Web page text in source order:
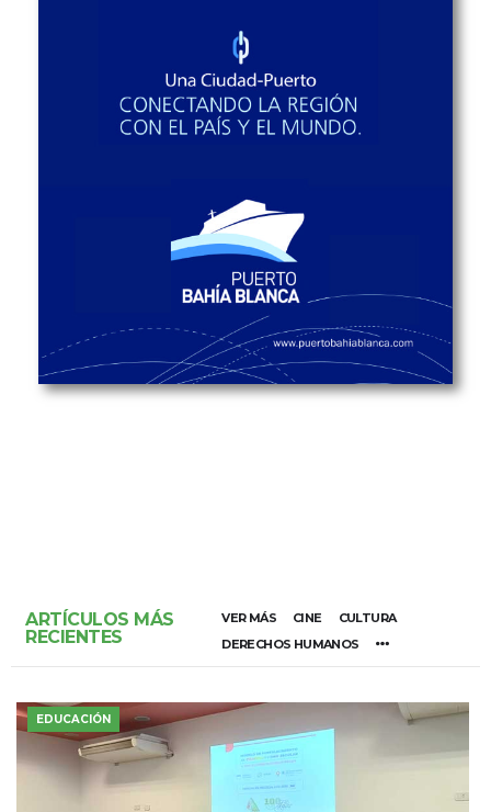
ARTÍCULOS MÁS
RECIENTES
VER MÁS CINE
CULTURA
DERECHOS HUMANOS
EDUCACIÓN